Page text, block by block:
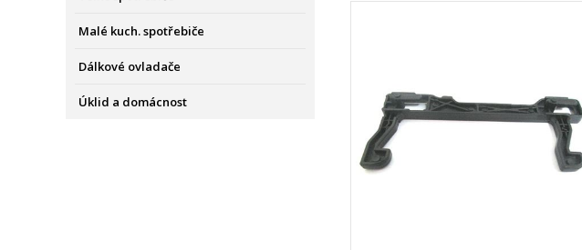
Malé kuch. spotřebiče
Dálkové ovladače
Úklid a domácnost